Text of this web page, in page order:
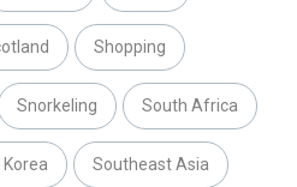
Shopping
Snorkeling South Africa
Southeast Asia